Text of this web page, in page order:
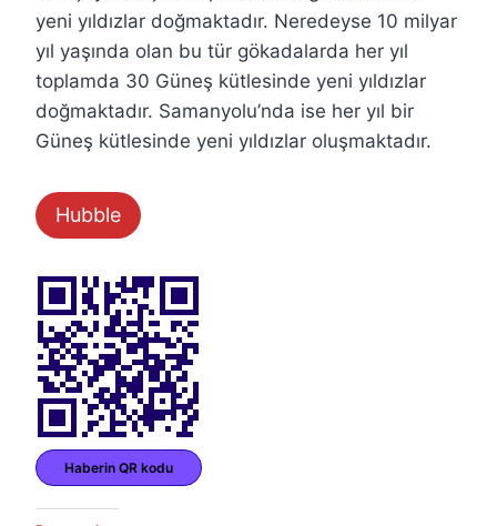
yeni yıldızlar doğmaktadır. Neredeyse 10 milyar
yıl yaşında olan bu tür gökadalarda her yıl
toplamda 30 Güneş kütlesinde yeni yıldızlar
doğmaktadır. Samanyolu’nda ise her yıl bir
Güneş kütlesinde yeni yıldızlar oluşmaktadır.
Hubble
Haberin QR kodu